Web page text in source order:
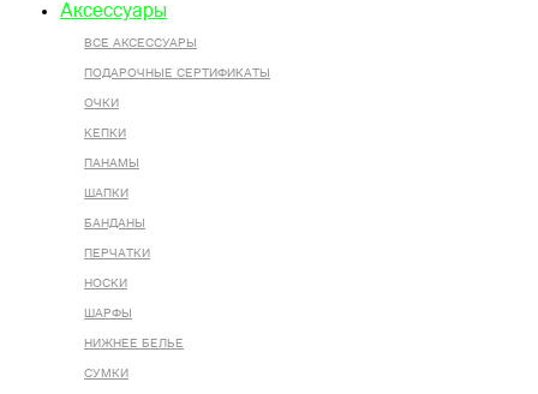
Аксессуары
ВСЕ AКСЕССУАРЫ
ПОДАРОЧНЫЕ СЕРТИФИКАТЫ
ОЧКИ
КЕПКИ
ПАНАМЫ
ШАПКИ
БАНДАНЫ
ПЕРЧАТКИ
НОСКИ
ШАРФЫ
НИЖНЕЕ БЕЛЬЕ
СУМКИ